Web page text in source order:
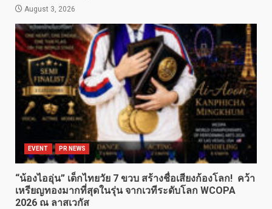
August 3, 2026
EVENT PR NEWS
“น้องไออุ่น” เด็กไทยวัย 7 ขวบ สร้างชื่อเสียงก้องโลก! คว้า
เหรียญทองมากที่สุดในรุ่น จากเวทีระดับโลก WCOPA
2026 ณ ลาสเวกัส